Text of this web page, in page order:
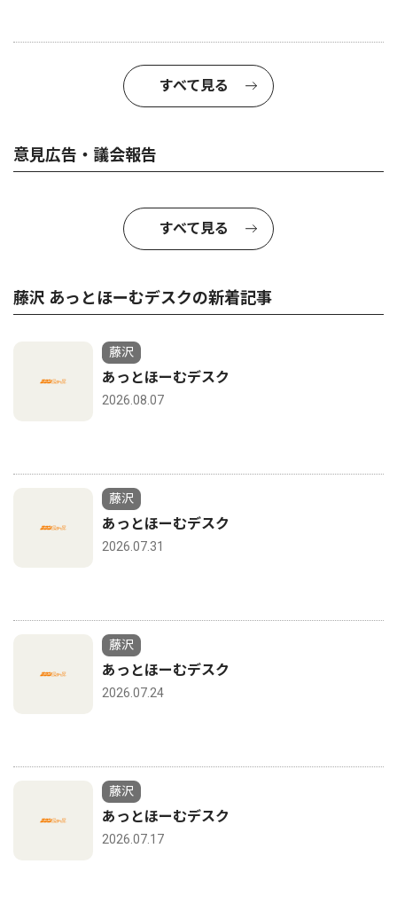
すべて見る
意見広告・議会報告
すべて見る
藤沢 あっとほーむデスクの新着記事
藤沢
あっとほーむデスク
2026.08.07
藤沢
あっとほーむデスク
2026.07.31
藤沢
あっとほーむデスク
2026.07.24
藤沢
あっとほーむデスク
2026.07.17